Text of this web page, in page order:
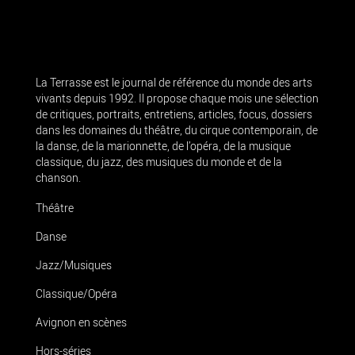
La Terrasse est le journal de référence du monde des arts
vivants depuis 1992. Il propose chaque mois une sélection
de critiques, portraits, entretiens, articles, focus, dossiers
dans les domaines du théâtre, du cirque contemporain, de
la danse, de la marionnette, de l’opéra, de la musique
classique, du jazz, des musiques du monde et de la
chanson.
Théâtre
Danse
Jazz/Musiques
Classique/Opéra
Avignon en scènes
Hors-séries